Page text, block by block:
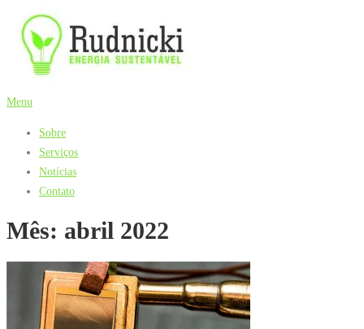
Pular
para
conteúdo
Menu
Sobre
Serviços
Notícias
Contato
Mês: abril 2022